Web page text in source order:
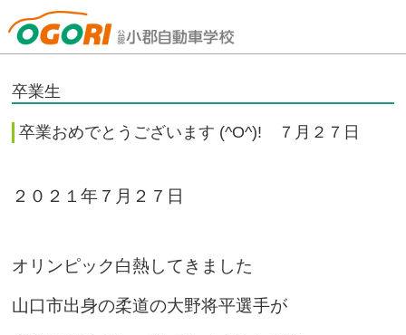
山口県小郡自動車学校
卒業生
卒業おめでとうございます (^O^)! ７月２７日
２０２１年７月２７日
オリンピック白熱してきました
山口市出身の柔道の大野将平選手が